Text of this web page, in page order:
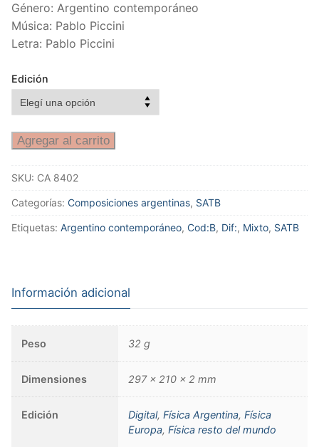
Género: Argentino contemporáneo
Música: Pablo Piccini
Letra: Pablo Piccini
Edición
Agregar al carrito
SKU: CA 8402
Categorías: Composiciones argentinas, SATB
Etiquetas: Argentino contemporáneo, Cod:B, Dif:, Mixto, SATB
Información adicional
Peso 32 g
Dimensiones 297 × 210 × 2 mm
Edición Digital,Física Argentina,Física
Europa,Física resto del mundo